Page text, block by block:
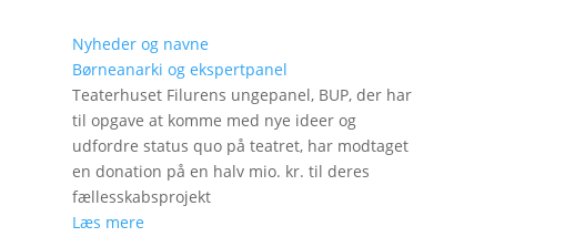
Nyheder og navne
Børneanarki og ekspertpanel
Teaterhuset Filurens ungepanel, BUP, der har
til opgave at komme med nye ideer og
udfordre status quo på teatret, har modtaget
en donation på en halv mio. kr. til deres
fællesskabsprojekt
Læs mere